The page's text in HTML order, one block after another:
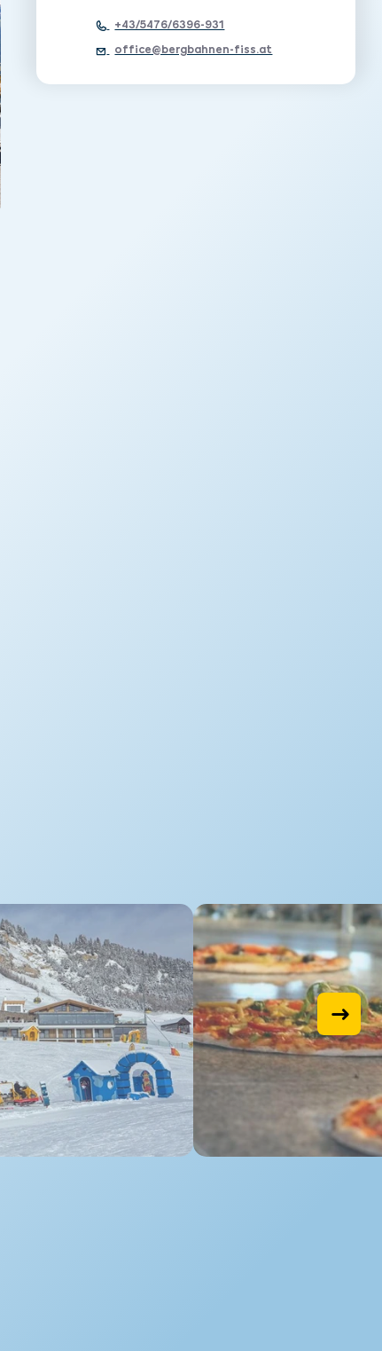
+43/5476/6396-931
office@bergbahnen-fiss.at